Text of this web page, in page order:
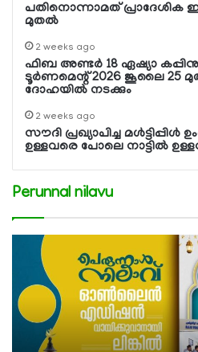
പതിനൊന്നാമത്
മുതല്‍
2 weeks ago
ഫിബ അണ്ടര്‍ 18 ഏഷ്യാ
ടൂര്‍ണമെന്റ് 2026 ജൂലൈ 25
ദോഹയില്‍ നടക്കും
2 weeks ago
സൗദി പ്രഖ്യാപിച്ച
ഉള്ളവരെ പോലെ നാട്ടില്‍
Perunnal nilavu